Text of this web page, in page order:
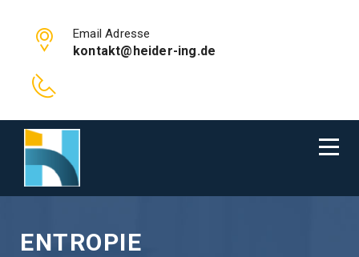
Email Adresse
kontakt@heider-ing.de
ENTROPIE